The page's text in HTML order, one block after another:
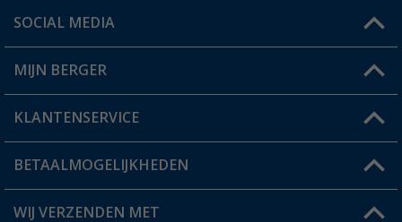
Een vraag?
Winkel vinden
SOCIAL MEDIA
MIJN BERGER
Mijn account
Status bestelling
KLANTENSERVICE
FAQ & Contact
Verzendinformatie
BETAALMOGELIJKHEDEN
WIJ VERZENDEN MET